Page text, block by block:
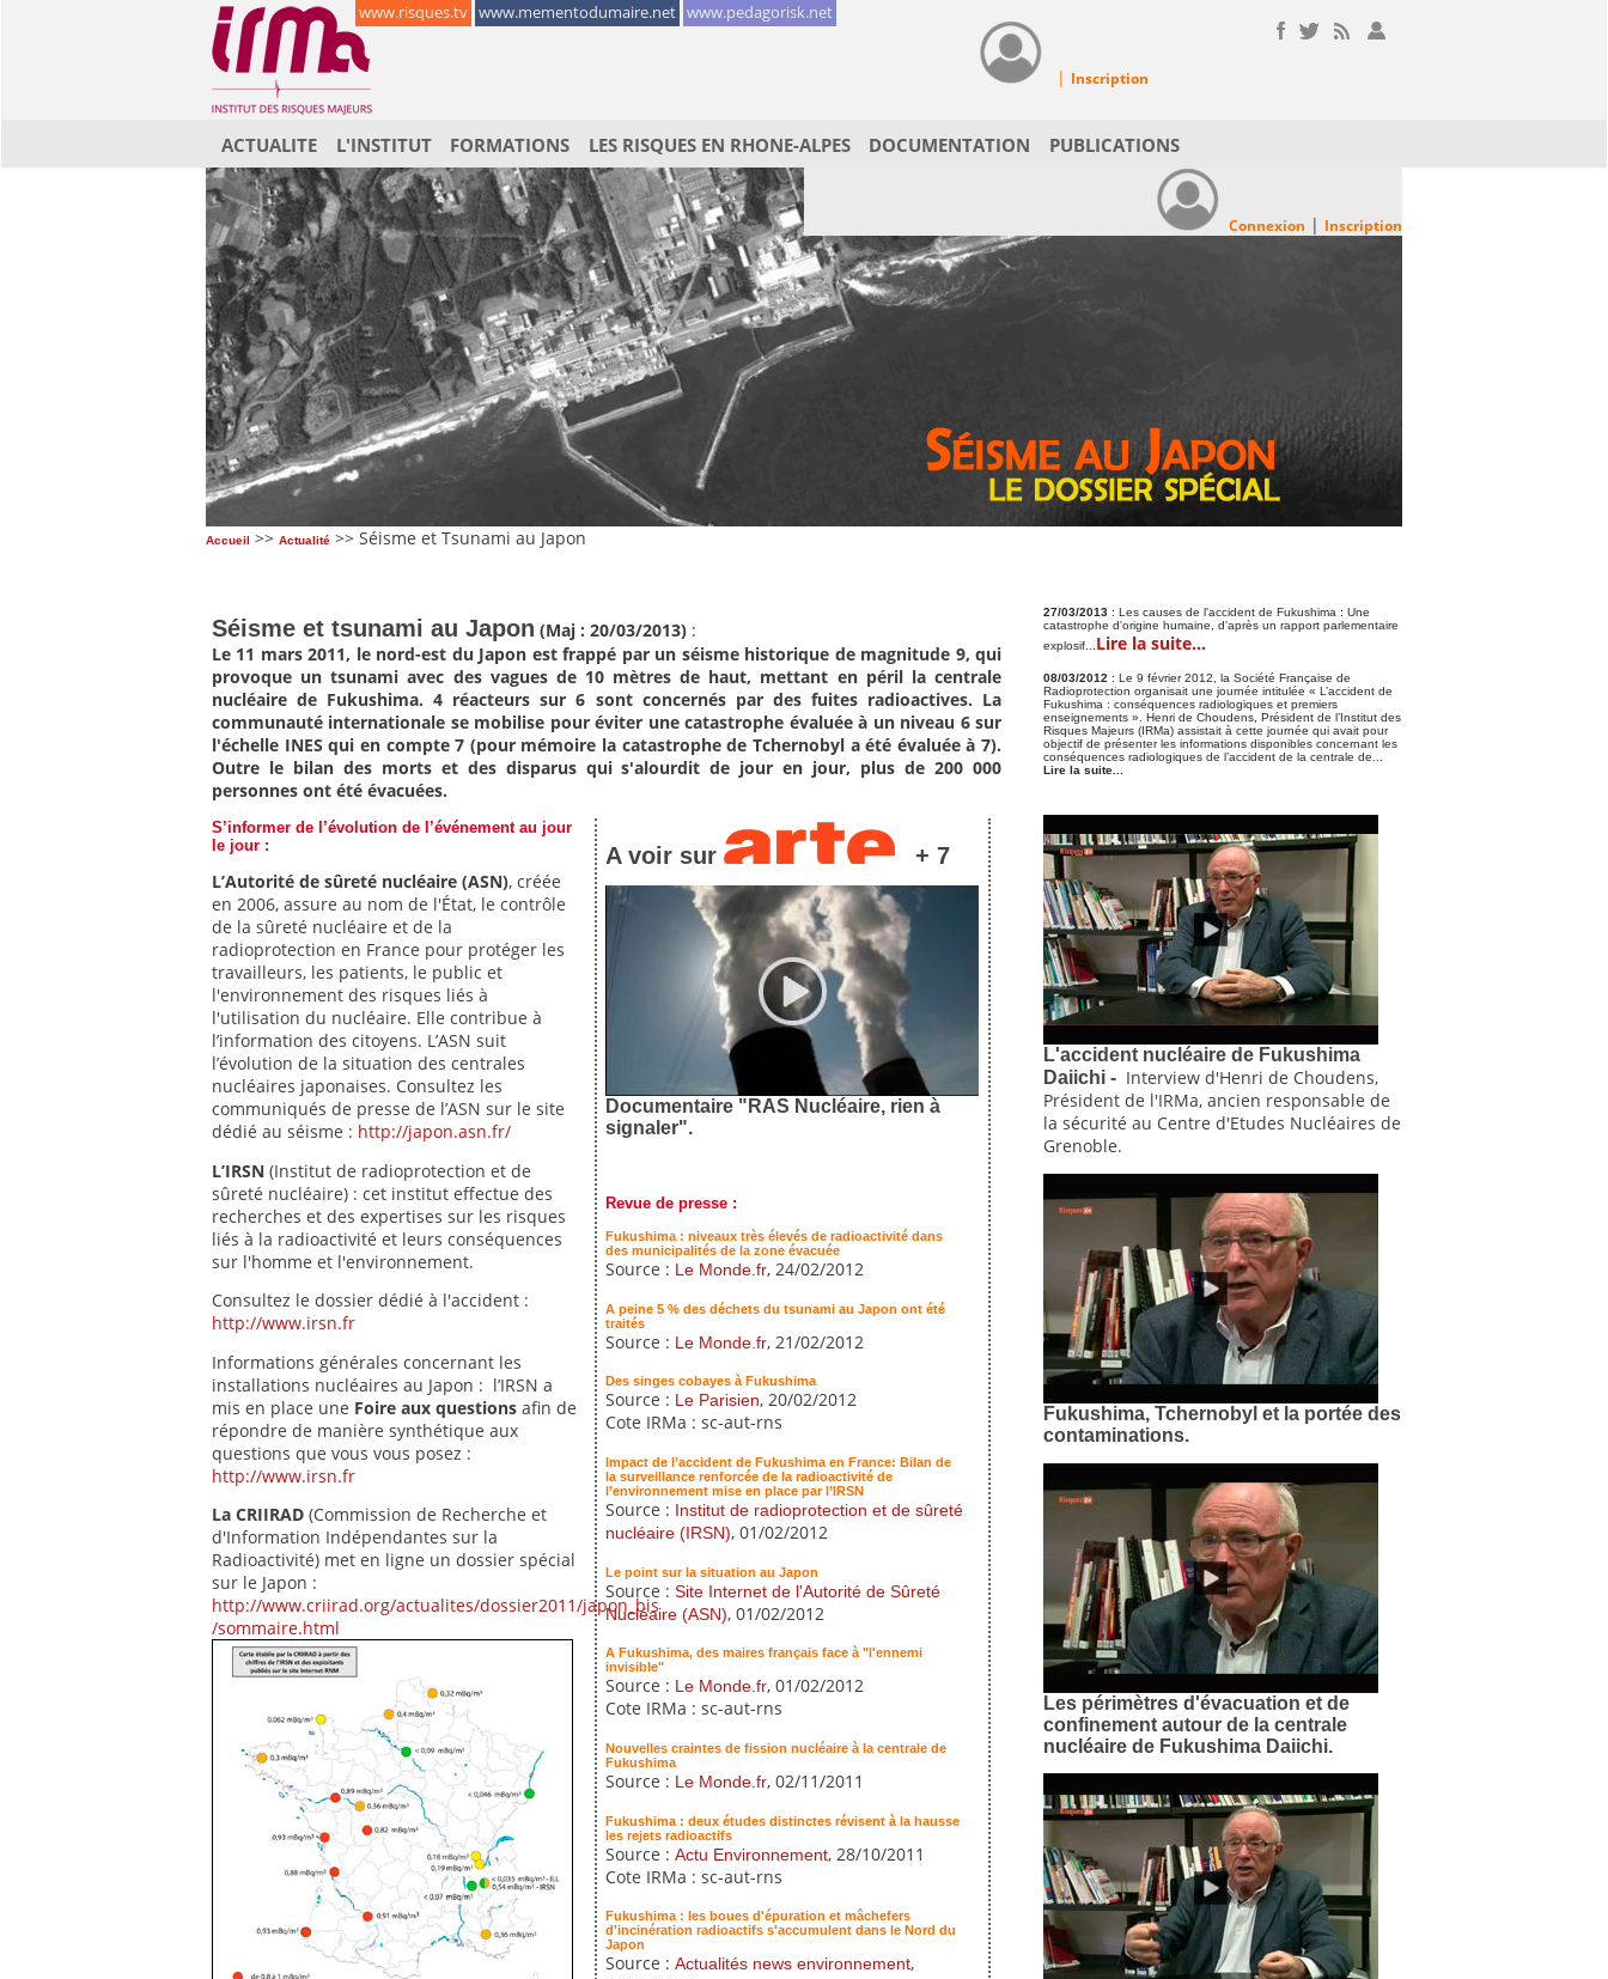
www.risques.tv www.mementodumaire.net www.pedagorisk.net
| Inscription
ACTUALITE L'INSTITUT FORMATIONS LES RISQUES EN RHONE-ALPES DOCUMENTATION PUBLICATIONS
Connexion | Inscription
Accueil >> Actualité >> Séisme et Tsunami au Japon
Séisme et tsunami au Japon (Maj : 20/03/2013) :
Le 11 mars 2011, le nord-est du Japon est frappé par un séisme historique de magnitude 9, qui
provoque un tsunami avec des vagues de 10 mètres de haut, mettant en péril la centrale
nucléaire de Fukushima. 4 réacteurs sur 6 sont concernés par des fuites radioactives. La
communauté internationale se mobilise pour éviter une catastrophe évaluée à un niveau 6 sur
l'échelle INES qui en compte 7 (pour mémoire la catastrophe de Tchernobyl a été évaluée à 7).
Outre le bilan des morts et des disparus qui s'alourdit de jour en jour, plus de 200 000
personnes ont été évacuées.
S’informer de l’évolution de l’événement au jour
le jour :
L’Autorité de sûreté nucléaire (ASN), créée
en 2006, assure au nom de l'État, le contrôle
de la sûreté nucléaire et de la
radioprotection en France pour protéger les
travailleurs, les patients, le public et
l'environnement des risques liés à
l'utilisation du nucléaire. Elle contribue à
l’information des citoyens. L’ASN suit
l’évolution de la situation des centrales
nucléaires japonaises. Consultez les
communiqués de presse de l’ASN sur le site
dédié au séisme : http://japon.asn.fr/
L’IRSN (Institut de radioprotection et de
sûreté nucléaire) : cet institut effectue des
recherches et des expertises sur les risques
liés à la radioactivité et leurs conséquences
sur l'homme et l'environnement.
Consultez le dossier dédié à l'accident :
http://www.irsn.fr
Informations générales concernant les
installations nucléaires au Japon : l’IRSN a
mis en place une Foire aux questions afin de
répondre de manière synthétique aux
questions que vous vous posez :
http://www.irsn.fr
La CRIIRAD (Commission de Recherche et
d'Information Indépendantes sur la
Radioactivité) met en ligne un dossier spécial
sur le Japon :
http://www.criirad.org/actualites/dossier2011/japon_bis
/sommaire.html
A voir sur + 7
Documentaire "RAS Nucléaire, rien à
signaler".
Revue de presse :
Fukushima : niveaux très élevés de radioactivité dans
des municipalités de la zone évacuée
Source : Le Monde.fr, 24/02/2012
A peine 5 % des déchets du tsunami au Japon ont été
traités
Source : Le Monde.fr, 21/02/2012
Des singes cobayes à Fukushima
Source : Le Parisien, 20/02/2012
Cote IRMa : sc-aut-rns
Impact de l’accident de Fukushima en France: Bilan de
la surveillance renforcée de la radioactivité de
l’environnement mise en place par l’IRSN
Source :
Institut de radioprotection et de sûreté
nucléaire (IRSN), 01/02/2012
Le point sur la situation au Japon
Source : Site Internet de l'Autorité de Sûreté
Nucléaire (ASN), 01/02/2012
A Fukushima, des maires français face à "l'ennemi
invisible"
Source : Le Monde.fr, 01/02/2012
Cote IRMa : sc-aut-rns
Nouvelles craintes de fission nucléaire à la centrale de
Fukushima
Source : Le Monde.fr, 02/11/2011
Fukushima : deux études distinctes révisent à la hausse
les rejets radioactifs
Source : Actu Environnement, 28/10/2011
Cote IRMa : sc-aut-rns
Fukushima : les boues d'épuration et mâchefers
d'incinération radioactifs s'accumulent dans le Nord du
Japon
Source : Actualités news environnement,
27/03/2013 : Les causes de l'accident de Fukushima : Une
catastrophe d'origine humaine, d'après un rapport parlementaire
explosif... Lire la suite...
08/03/2012 : Le 9 février 2012, la Société Française de
Radioprotection organisait une journée intitulée « L’accident de
Fukushima : conséquences radiologiques et premiers
enseignements ». Henri de Choudens, Président de l’Institut des
Risques Majeurs (IRMa) assistait à cette journée qui avait pour
objectif de présenter les informations disponibles concernant les
conséquences radiologiques de l’accident de la centrale de...
Lire la suite...
L'accident nucléaire de Fukushima
Daiichi - Interview d'Henri de Choudens,
Président de l'IRMa, ancien responsable de
la sécurité au Centre d'Etudes Nucléaires de
Grenoble.
Fukushima, Tchernobyl et la portée des
contaminations.
Les périmètres d'évacuation et de
confinement autour de la centrale
nucléaire de Fukushima Daiichi.